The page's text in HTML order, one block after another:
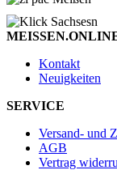
Kontakt
Neuigkeiten
SERVICE
Versand- und
AGB
Vertrag